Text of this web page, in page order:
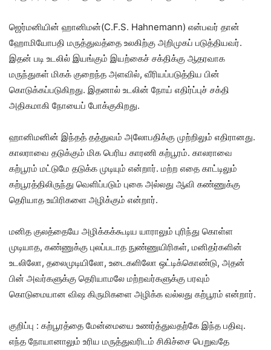
ஜெர்மனியின் ஹானிமன்(C.F.S. Hahnemann) என்பவர் தான்
ஹோமியோபதி மருத்துவத்தை உலகிற்கு அறிமுகப் படுத்தியவர்.
இதன் படி உடலில் இயங்கும் இயற்கைச் சக்திக்கு ஆதரவாக
மருந்துகள் மிகக் குறைந்த அளவில், வீரியப்படுத்திய பின்
கொடுக்கப்படுகிறது. இதனால் உடலின் நோய் எதிர்ப்புச் சக்தி
அதிகமாகி நோயைப் போக்குகிறது.
ஹானிமனின் இந்தத் தத்துவம் அலோபதிக்கு முற்றிலும் எதிரானது.
காலராவை தடுக்கும் மிக பெரிய காரணி கற்பூரம். காலராவை
கற்பூரம் மட்டுமே தடுக்க முடியும் என்றார். மற்ற எதை காட்டிலும்
கற்பூரத்திலிருந்து வெளிப்படும் புகை அல்லது ஆவி கண்ணுக்கு
தெரியாத உயிரிகளை அழிக்கும் என்றார்.
மனித குலத்தையே அழிக்கக்கூடிய யாராலும் புரிந்து கொள்ள
முடியாத, கண்ணுக்கு புலப்படாத நுண்ணுயிரிகள், மனிதர்களின்
உடலிலோ, தலைமுடியிலோ, உடைகளிலோ ஒட்டிக்கொண்டு, அதன்
பின் அவர்களுக்கு தெரியாமலே மற்றவர்களுக்கு பரவும்
கொடுமையான விஷ கிருமிகளை அழிக்க வல்லது கற்பூரம் என்றார்.
குறிப்பு : கற்பூரத்தை மேன்மையை உணர்த்துவதற்கே இந்த பதிவு.
எந்த நோயானாலும் உரிய மருத்துவரிடம் சிகிச்சை பெறுவதே